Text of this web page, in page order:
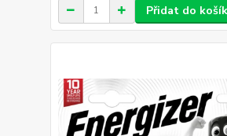
Přidat do